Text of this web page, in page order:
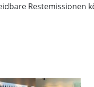
Restemissionen